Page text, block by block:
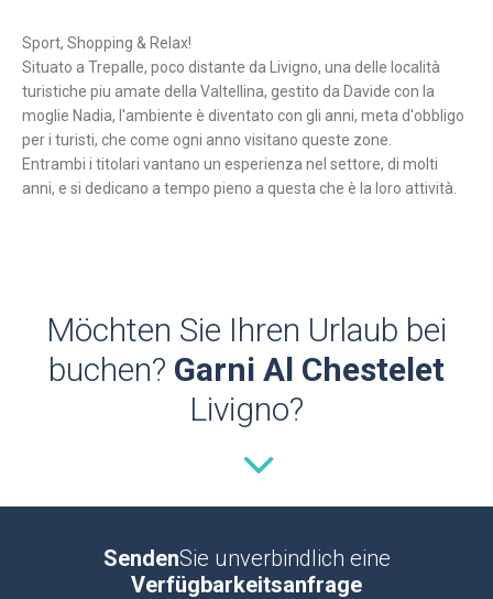
Sport, Shopping & Relax!
Situato a Trepalle, poco distante da Livigno, una delle località
turistiche piu amate della Valtellina, gestito da Davide con la
moglie Nadia, l'ambiente è diventato con gli anni, meta d'obbligo
per i turisti, che come ogni anno visitano queste zone.
Entrambi i titolari vantano un esperienza nel settore, di molti
anni, e si dedicano a tempo pieno a questa che è la loro attività.
Möchten Sie Ihren Urlaub bei
buchen? Garni Al Chestelet
Livigno?
SendenSie unverbindlich eine
Verfügbarkeitsanfrage